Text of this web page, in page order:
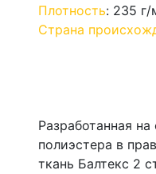
Плотность: 235 г/
Страна
Разработанная
полиэстера в
ткань Балтекс 2